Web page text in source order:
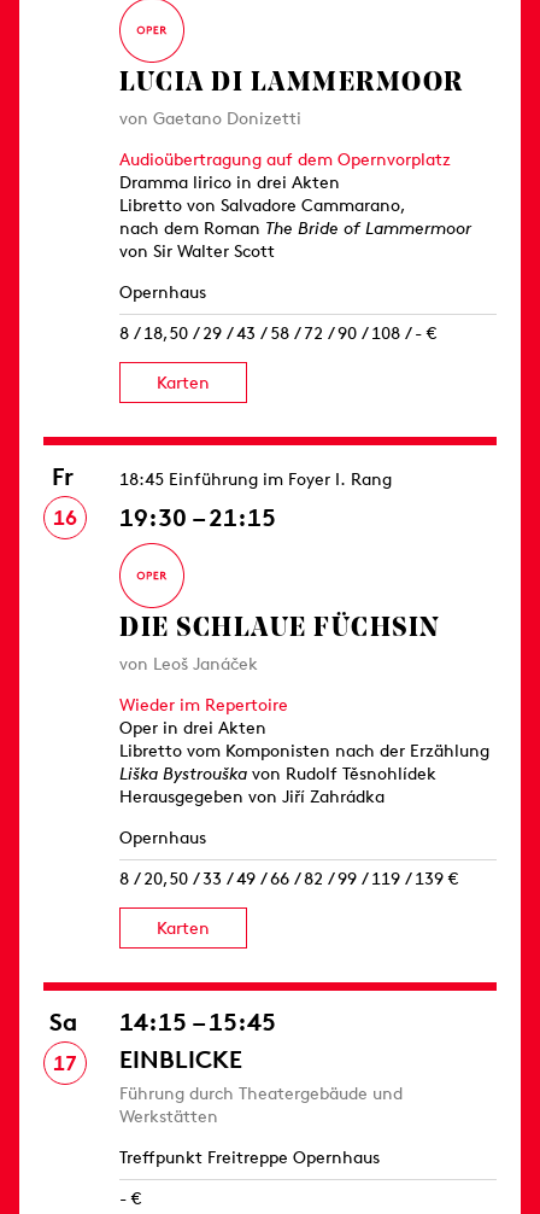
LUCIA DI LAMMERMOOR
von Gaetano Donizetti
Audioübertragung auf dem Opernvorplatz
Dramma lirico in drei Akten
Libretto von Salvadore Cammarano,
nach dem Roman The Bride of Lammermoor
von Sir Walter Scott
Opernhaus
8 / 18,50 / 29 / 43 / 58 / 72 / 90 / 108 / - €
Karten
Fr
16
18:45 Einführung im Foyer I. Rang
19:30 – 21:15
DIE SCHLAUE FÜCHSIN
von Leoš Janáček
Wieder im Repertoire
Oper in drei Akten
Libretto vom Komponisten nach der Erzählung
Liška Bystrouška von Rudolf Těsnohlídek
Herausgegeben von Jiří Zahrádka
Opernhaus
8 / 20,50 / 33 / 49 / 66 / 82 / 99 / 119 / 139 €
Karten
Sa
17
14:15 – 15:45
EINBLICKE
Führung durch Theatergebäude und
Werkstätten
Treffpunkt Freitreppe Opernhaus
- €